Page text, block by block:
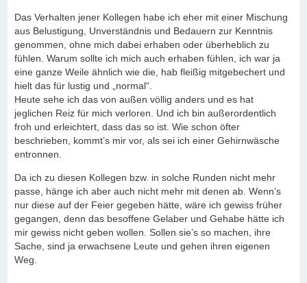
Das Verhalten jener Kollegen habe ich eher mit einer Mischung
aus Belustigung, Unverständnis und Bedauern zur Kenntnis
genommen, ohne mich dabei erhaben oder überheblich zu
fühlen. Warum sollte ich mich auch erhaben fühlen, ich war ja
eine ganze Weile ähnlich wie die, hab fleißig mitgebechert und
hielt das für lustig und „normal“.
Heute sehe ich das von außen völlig anders und es hat
jeglichen Reiz für mich verloren. Und ich bin außerordentlich
froh und erleichtert, dass das so ist. Wie schon öfter
beschrieben, kommt’s mir vor, als sei ich einer Gehirnwäsche
entronnen.
Da ich zu diesen Kollegen bzw. in solche Runden nicht mehr
passe, hänge ich aber auch nicht mehr mit denen ab. Wenn’s
nur diese auf der Feier gegeben hätte, wäre ich gewiss früher
gegangen, denn das besoffene Gelaber und Gehabe hätte ich
mir gewiss nicht geben wollen. Sollen sie’s so machen, ihre
Sache, sind ja erwachsene Leute und gehen ihren eigenen
Weg.